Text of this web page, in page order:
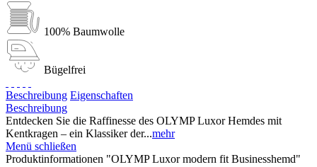
100% Baumwolle
Bügelfrei
Beschreibung Eigenschaften
Beschreibung
Entdecken Sie die Raffinesse des OLYMP Luxor Hemdes mit
Kentkragen – ein Klassiker der...mehr
Menü schließen
Produktinformationen "OLYMP Luxor modern fit Businesshemd"